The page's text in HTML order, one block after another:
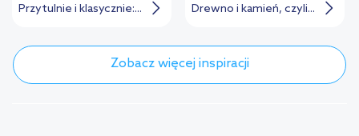
Przytulnie i klasycznie:... Drewno i kamień, czyli...
Zobacz więcej inspiracji